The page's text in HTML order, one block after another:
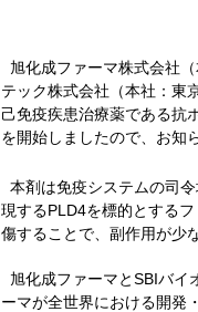
旭化成ファーマ株式会社
テック株式会社（本社：東
己免疫疾患治療薬である抗
を開始しましたので、お知
本剤は免疫システムの司
現するPLD4を標的とする
傷することで、副作用が少
旭化成ファーマとSBIバイ
ーマが全世界における開発